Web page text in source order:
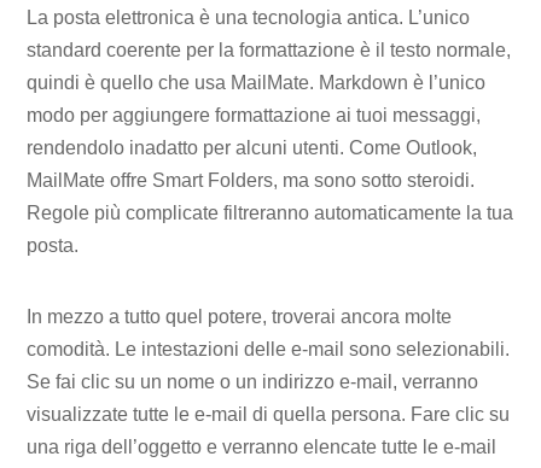
La posta elettronica è una tecnologia antica. L’unico
standard coerente per la formattazione è il testo normale,
quindi è quello che usa MailMate. Markdown è l’unico
modo per aggiungere formattazione ai tuoi messaggi,
rendendolo inadatto per alcuni utenti. Come Outlook,
MailMate offre Smart Folders, ma sono sotto steroidi.
Regole più complicate filtreranno automaticamente la tua
posta.
In mezzo a tutto quel potere, troverai ancora molte
comodità. Le intestazioni delle e-mail sono selezionabili.
Se fai clic su un nome o un indirizzo e-mail, verranno
visualizzate tutte le e-mail di quella persona. Fare clic su
una riga dell’oggetto e verranno elencate tutte le e-mail